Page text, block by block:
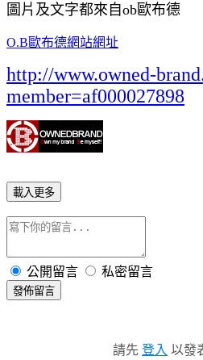
圖片及文字都來自ob歐布德
O.B歐布德網站網址
http://www.owned-
member=af000027898
載入更多
公開留言 私密留言
發佈留言
請先 登入 以發